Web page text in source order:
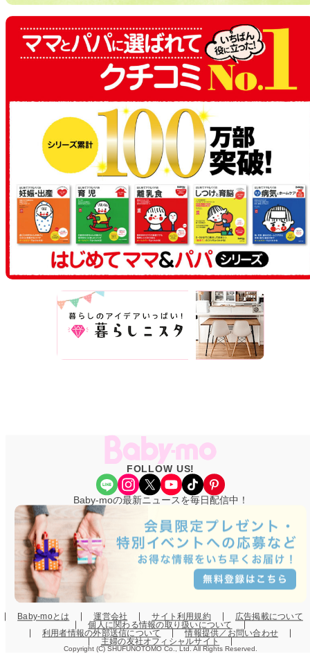
FOLLOW US!
Share Icon Instagram X YouTube TikTok Pinterest
Baby-moの最新ニュースを毎日配信中！
Baby-moとは 運営会社 サイト利用規約
広告掲載について
個人に関わる情報の取り扱いについて
利用者情報の外部送信について
情報提供／お問い合わせ
主婦の友社オフィシャルサイト
Copyright (C) SHUFUNOTOMO Co., Ltd. All Rights Reserved.